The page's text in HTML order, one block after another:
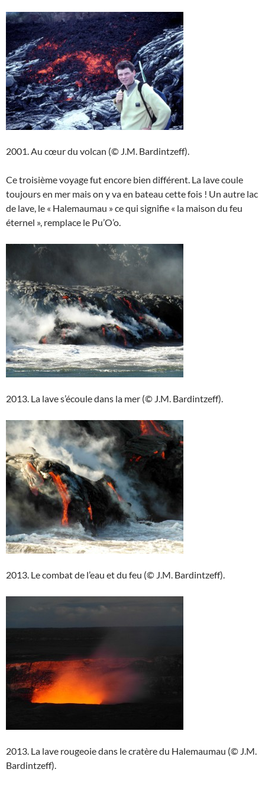
2001. Au cœur du volcan (© J.M. Bardintzeff).
Ce troisième voyage fut encore bien différent. La lave coule
toujours en mer mais on y va en bateau cette fois ! Un autre lac
de lave, le « Halemaumau » ce qui signifie « la maison du feu
éternel », remplace le Pu’O’o.
2013. La lave s’écoule dans la mer (© J.M. Bardintzeff).
2013. Le combat de l’eau et du feu (© J.M. Bardintzeff).
2013. La lave rougeoie dans le cratère du Halemaumau (© J.M.
Bardintzeff).